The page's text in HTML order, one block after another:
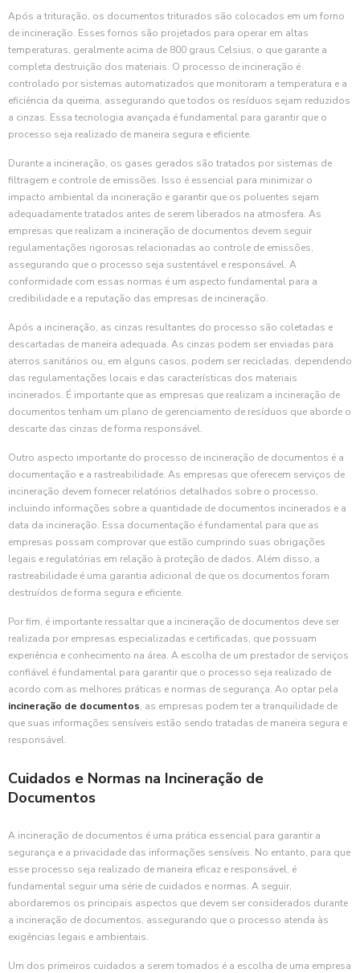
Após a trituração, os documentos triturados são colocados em um forno
de incineração. Esses fornos são projetados para operar em altas
temperaturas, geralmente acima de 800 graus Celsius, o que garante a
completa destruição dos materiais. O processo de incineração é
controlado por sistemas automatizados que monitoram a temperatura e a
eficiência da queima, assegurando que todos os resíduos sejam reduzidos
a cinzas. Essa tecnologia avançada é fundamental para garantir que o
processo seja realizado de maneira segura e eficiente.
Durante a incineração, os gases gerados são tratados por sistemas de
filtragem e controle de emissões. Isso é essencial para minimizar o
impacto ambiental da incineração e garantir que os poluentes sejam
adequadamente tratados antes de serem liberados na atmosfera. As
empresas que realizam a incineração de documentos devem seguir
regulamentações rigorosas relacionadas ao controle de emissões,
assegurando que o processo seja sustentável e responsável. A
conformidade com essas normas é um aspecto fundamental para a
credibilidade e a reputação das empresas de incineração.
Após a incineração, as cinzas resultantes do processo são coletadas e
descartadas de maneira adequada. As cinzas podem ser enviadas para
aterros sanitários ou, em alguns casos, podem ser recicladas, dependendo
das regulamentações locais e das características dos materiais
incinerados. É importante que as empresas que realizam a incineração de
documentos tenham um plano de gerenciamento de resíduos que aborde o
descarte das cinzas de forma responsável.
Outro aspecto importante do processo de incineração de documentos é a
documentação e a rastreabilidade. As empresas que oferecem serviços de
incineração devem fornecer relatórios detalhados sobre o processo,
incluindo informações sobre a quantidade de documentos incinerados e a
data da incineração. Essa documentação é fundamental para que as
empresas possam comprovar que estão cumprindo suas obrigações
legais e regulatórias em relação à proteção de dados. Além disso, a
rastreabilidade é uma garantia adicional de que os documentos foram
destruídos de forma segura e eficiente.
Por fim, é importante ressaltar que a incineração de documentos deve ser
realizada por empresas especializadas e certificadas, que possuam
experiência e conhecimento na área. A escolha de um prestador de serviços
confiável é fundamental para garantir que o processo seja realizado de
acordo com as melhores práticas e normas de segurança. Ao optar pela
incineração de documentos, as empresas podem ter a tranquilidade de
que suas informações sensíveis estão sendo tratadas de maneira segura e
responsável.
Cuidados e Normas na Incineração de
Documentos
A incineração de documentos é uma prática essencial para garantir a
segurança e a privacidade das informações sensíveis. No entanto, para que
esse processo seja realizado de maneira eficaz e responsável, é
fundamental seguir uma série de cuidados e normas. A seguir,
abordaremos os principais aspectos que devem ser considerados durante
a incineração de documentos, assegurando que o processo atenda às
exigências legais e ambientais.
Um dos primeiros cuidados a serem tomados é a escolha de uma empresa